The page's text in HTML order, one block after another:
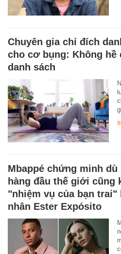
Chuyên gia chỉ đích
cho cơ bụng: Không hề
danh sách
Mbappé chứng minh
hàng đầu thế giới cũng
"nhiệm vụ của bạn trai"
nhân Ester Expósito